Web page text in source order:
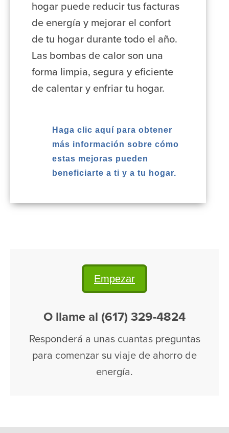
hogar puede reducir tus facturas
de energía y mejorar el confort
de tu hogar durante todo el año.
Las bombas de calor son una
forma limpia, segura y eficiente
de calentar y enfriar tu hogar.
Haga clic aquí para obtener
más información sobre cómo
estas mejoras pueden
beneficiarte a ti y a tu hogar.
Empezar
O llame al (617) 329-4824
Responderá a unas cuantas preguntas
para comenzar su viaje de ahorro de
energía.